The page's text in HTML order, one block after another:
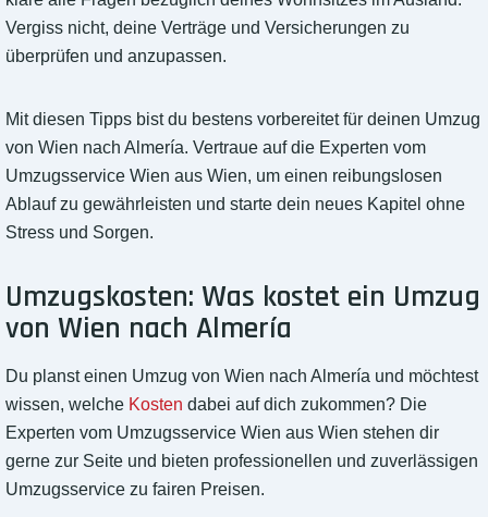
Vergiss nicht, deine Verträge und Versicherungen zu
überprüfen und anzupassen.
Mit diesen Tipps bist du bestens vorbereitet für deinen Umzug
von Wien nach Almería. Vertraue auf die Experten vom
Umzugsservice Wien aus Wien, um einen reibungslosen
Ablauf zu gewährleisten und starte dein neues Kapitel ohne
Stress und Sorgen.
Umzugskosten: Was kostet ein Umzug
von Wien nach Almería
Du planst einen Umzug von Wien nach Almería und möchtest
wissen, welche Kosten dabei auf dich zukommen? Die
Experten vom Umzugsservice Wien aus Wien stehen dir
gerne zur Seite und bieten professionellen und zuverlässigen
Umzugsservice zu fairen Preisen.